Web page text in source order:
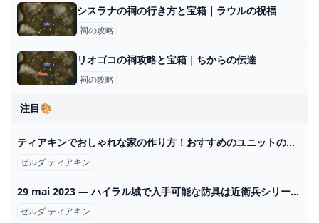
シスラナの祠の行き方と宝箱｜ラウルの祝福
祠の攻略
リオゴコの祠攻略と宝箱｜ちからの伝達
祠の攻略
注目🎨
ティアキンでおしゃれな家の作り方！おすすめのユニットの使い方やレイアウトをご紹介！ - YouTube
ゼルダ ティアキン
29 mai 2023 — ハイラル城で入手可能な防具は近衛兵シリーズの防具と新式・英傑の服です。 2024
ゼルダ ティアキン